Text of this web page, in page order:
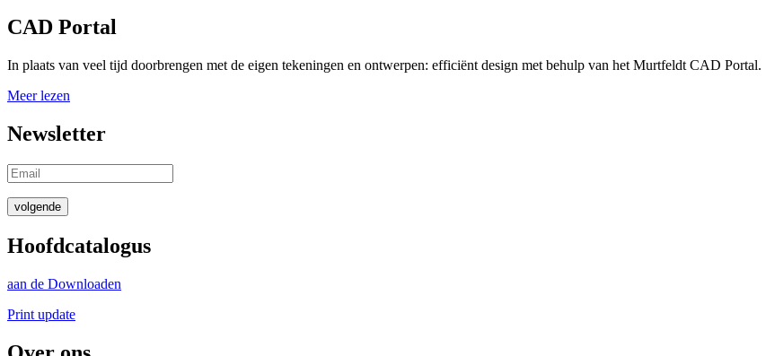
CAD Portal
In plaats van veel tijd doorbrengen met de eigen tekeningen en ontwerpen: efficiënt design met behulp van het Murtfeldt CAD Portal.
Meer lezen
Newsletter
volgende
Hoofdcatalogus
aan de Downloaden
Print update